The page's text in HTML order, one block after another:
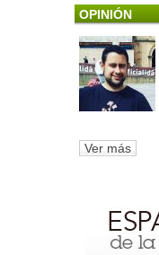
OPINIÓN
Ver más